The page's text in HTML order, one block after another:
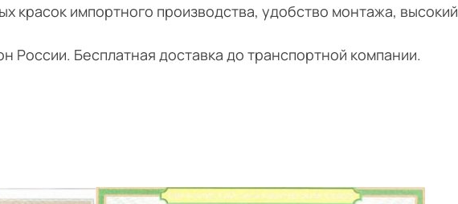
красок импортного производства, удобство монтажа, высокий
России. Бесплатная доставка до транспортной компании.